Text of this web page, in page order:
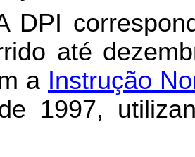
DPI
até
a Instrução
1997,